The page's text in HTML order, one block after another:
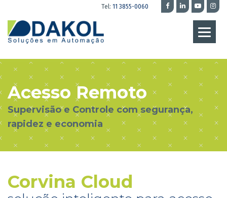
Tel: 11 3855-0060
Acesso Remoto
Supervisão e Controle com segurança,
rapidez e economia
Corvina Cloud